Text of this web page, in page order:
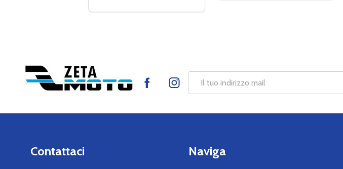
Footer
Indirizzo
Contattaci Naviga